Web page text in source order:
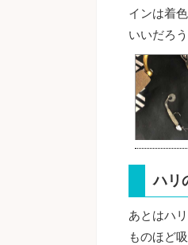
インは着
いいだろう
ハリ
あとはハ
ものほど